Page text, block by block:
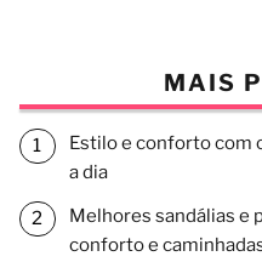
MAIS
Estilo e conforto com
a dia
Melhores sandálias e
conforto e